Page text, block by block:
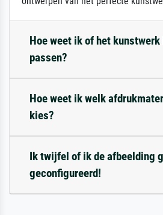
Hoe weet ik of het
passen?
Hoe weet ik welk
kies?
Ik twijfel of ik de afbeelding
geconfigureerd!